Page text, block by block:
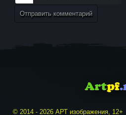
© 2014 - 2026 АРТ изображения, 12+